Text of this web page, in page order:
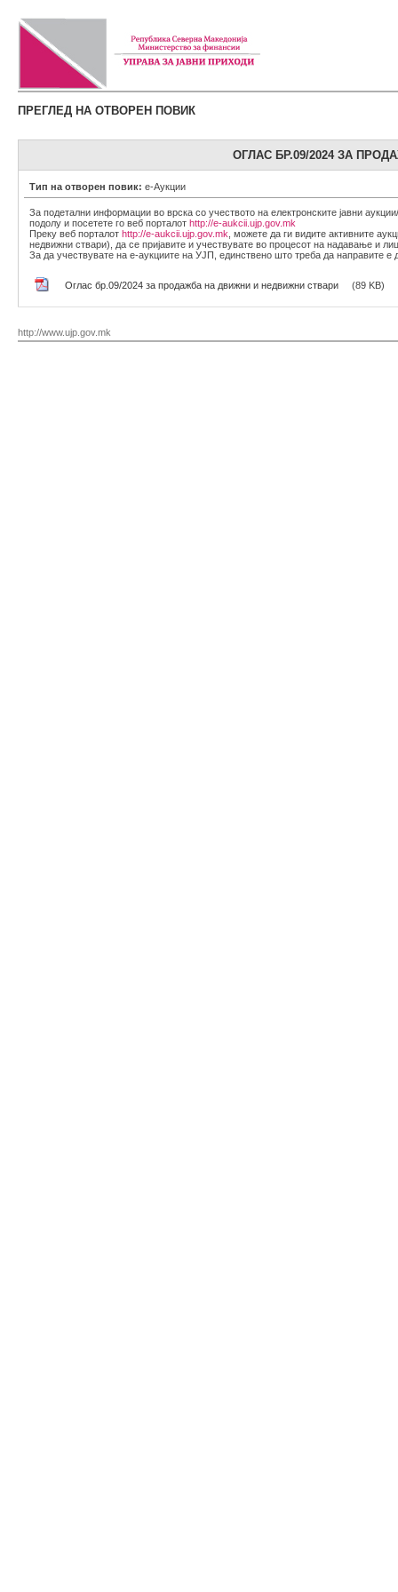
ПРЕГЛЕД НА ОТВОРЕН ПОВИК
ОГЛАС БР.09/2024 ЗА
Тип на отворен повик: е-Аукции
За подетални информации во врска со учеството на електронските јавни
подолу и посетете го веб порталот http://e-aukcii.ujp.gov.mk
Преку веб порталот http://e-aukcii.ujp.gov.mk , можете да ги видите активните
недвижни ствари), да се пријавите и учествувате во процесот на надавање и
За да учествувате на е-аукциите на УЈП, единствено што треба да направите е
Оглас бр.09/2024 за продажба на движни и недвижни ствари (89 KB)
http://www.ujp.gov.mk